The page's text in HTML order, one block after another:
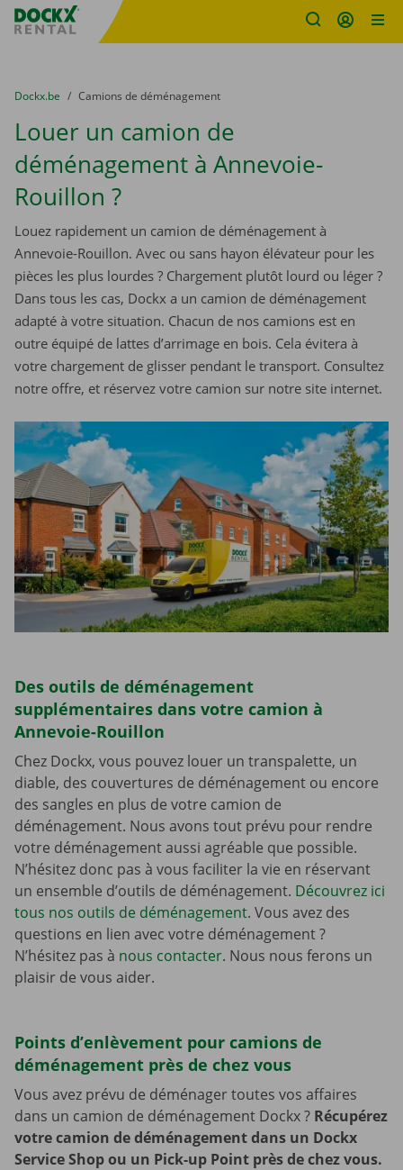
sitename
You are here:
du
Dockx.be to
Camions de déménagement
Louer un camion de
déménagement à Annevoie-
Rouillon ?
Louez rapidement un camion de déménagement à
Annevoie-Rouillon. Avec ou sans hayon élévateur pour les
pièces les plus lourdes ? Chargement plutôt lourd ou léger ?
Dans tous les cas, Dockx a un camion de déménagement
adapté à votre situation. Chacun de nos camions est en
outre équipé de lattes d’arrimage en bois. Cela évitera à
votre chargement de glisser pendant le transport. Consultez
notre offre, et réservez votre camion sur notre site internet.
Des outils de déménagement
supplémentaires dans votre camion à
Annevoie-Rouillon
Chez Dockx, vous pouvez louer un transpalette, un
diable, des couvertures de déménagement ou encore
des sangles en plus de votre camion de
déménagement. Nous avons tout prévu pour rendre
votre déménagement aussi agréable que possible.
N’hésitez donc pas à vous faciliter la vie en réservant
un ensemble d’outils de déménagement. Découvrez ici
tous nos outils de déménagement. Vous avez des
questions en lien avec votre déménagement ?
N’hésitez pas à nous contacter. Nous nous ferons un
plaisir de vous aider.
Points d’enlèvement pour camions de
déménagement près de chez vous
Vous avez prévu de déménager toutes vos affaires
dans un camion de déménagement Dockx ? Récupérez
votre camion de déménagement dans un Dockx
Service Shop ou un Pick-up Point près de chez vous.